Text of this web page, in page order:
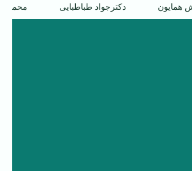
همایون دکترجواد طباطبایی